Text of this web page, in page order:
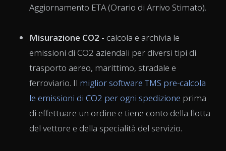
Aggiornamento ETA (Orario di Arrivo Stimato).
Misurazione CO2 - calcola e archivia le
emissioni di CO2 aziendali per diversi tipi di
trasporto aereo, marittimo, stradale e
ferroviario. Il miglior software TMS pre-calcola
le emissioni di CO2 per ogni spedizione prima
di effettuare un ordine e tiene conto della flotta
del vettore e della specialità del servizio.